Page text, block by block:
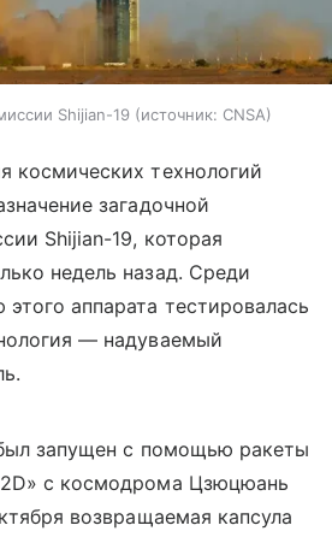
Shijian-19 источник: CNSA
космических технологий
загадочной
Shijian-19, которая
недель назад. Среди
аппарата тестировалась
— надуваемый
запущен с помощью ракеты
с космодрома Цзюцюань
возвращаемая капсула